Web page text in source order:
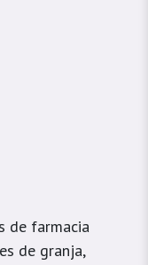
de farmacia
de granja,